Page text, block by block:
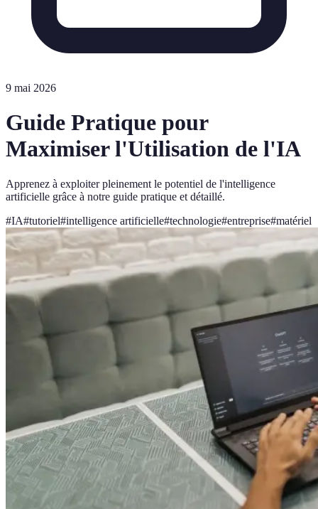
9 mai 2026
Guide Pratique pour
Maximiser l'Utilisation de l'IA
Apprenez à exploiter pleinement le potentiel de l'intelligence
artificielle grâce à notre guide pratique et détaillé.
#IA#tutoriel#intelligence artificielle#technologie#entreprise#matériel